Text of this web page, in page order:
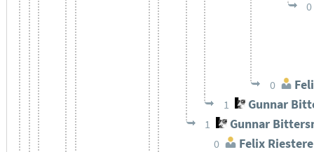
0
0
1 Gunnar
1 Gunnar
0 Felix